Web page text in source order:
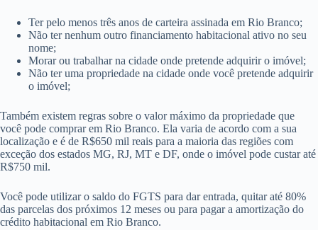
Ter pelo menos três anos de carteira assinada em Rio Branco;
Não ter nenhum outro financiamento habitacional ativo no seu
nome;
Morar ou trabalhar na cidade onde pretende adquirir o imóvel;
Não ter uma propriedade na cidade onde você pretende adquirir
o imóvel;
Também existem regras sobre o valor máximo da propriedade que
você pode comprar em Rio Branco. Ela varia de acordo com a sua
localização e é de R$650 mil reais para a maioria das regiões com
exceção dos estados MG, RJ, MT e DF, onde o imóvel pode custar até
R$750 mil.
Você pode utilizar o saldo do FGTS para dar entrada, quitar até 80%
das parcelas dos próximos 12 meses ou para pagar a amortização do
crédito habitacional em Rio Branco.